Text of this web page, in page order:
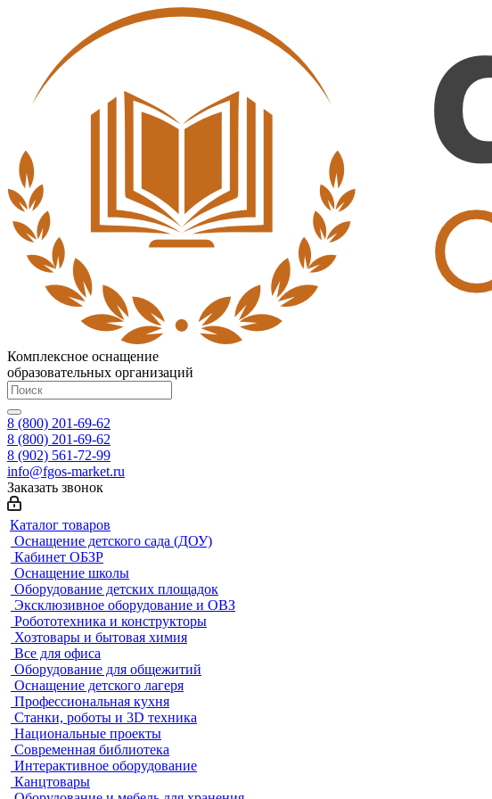
Комплексное оснащение
образовательных организаций
8 (800) 201-69-62
8 (800) 201-69-62
8 (902) 561-72-99
info@fgos-market.ru
Заказать звонок
Каталог товаров
Оснащение детского сада (ДОУ)
Кабинет ОБЗР
Оснащение школы
Оборудование детских площадок
Эксклюзивное оборудование и ОВЗ
Робототехника и конструкторы
Хозтовары и бытовая химия
Все для офиса
Оборудование для общежитий
Оснащение детского лагеря
Профессиональная кухня
Станки, роботы и 3D техника
Национальные проекты
Современная библиотека
Интерактивное оборудование
Канцтовары